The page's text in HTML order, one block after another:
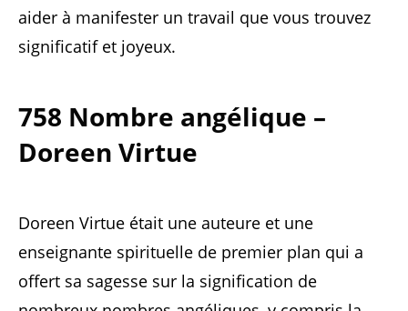
aider à manifester un travail que vous trouvez
significatif et joyeux.
758 Nombre angélique –
Doreen Virtue
Doreen Virtue était une auteure et une
enseignante spirituelle de premier plan qui a
offert sa sagesse sur la signification de